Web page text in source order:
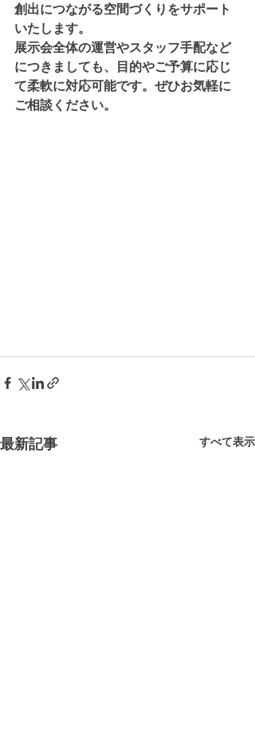
創出につながる空間づくりをサポート
いたします。
展示会全体の運営やスタッフ手配など
につきましても、目的やご予算に応じ
て柔軟に対応可能です。ぜひお気軽に
ご相談ください。
最新記事 すべて表示